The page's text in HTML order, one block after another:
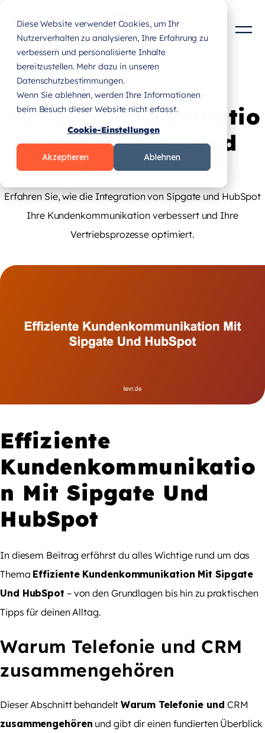
Diese Website verwendet Cookies, um Ihr
Nutzerverhalten zu analysieren, Ihre Erfahrung zu
verbessern und personalisierte Inhalte
bereitzustellen. Mehr dazu in unseren
Datenschutzbestimmungen.
Wenn Sie ablehnen, werden Ihre Informationen
beim Besuch dieser Website nicht erfasst.
Cookie-Einstellungen
Akzeptieren Ablehnen
Effiziente
Kundenkommunikatio
n Mit Sipgate Und
HubSpot
Erfahren Sie, wie die Integration von Sipgate und HubSpot
Ihre Kundenkommunikation verbessert und Ihre
Vertriebsprozesse optimiert.
Effiziente
Kundenkommunikatio
n Mit Sipgate Und
HubSpot
In diesem Beitrag erfährst du alles Wichtige rund um das
Thema Effiziente Kundenkommunikation Mit Sipgate
Und HubSpot – von den Grundlagen bis hin zu praktischen
Tipps für deinen Alltag.
Warum Telefonie und CRM
zusammengehören
Dieser Abschnitt behandeltWarum Telefonie undCRM
zusammengehören und gibt dir einen fundierten Überblick